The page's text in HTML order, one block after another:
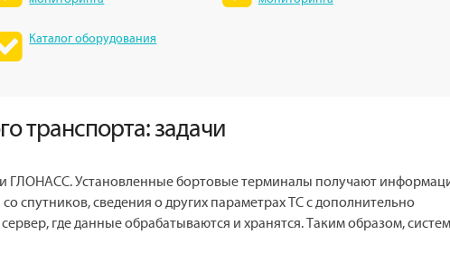
Каталог оборудования
транспорта: задачи
ГЛОНАСС. Установленные бортовые терминалы получают
спутников, сведения о других параметрах ТС с дополнительно
где данные обрабатываются и хранятся. Таким образом,